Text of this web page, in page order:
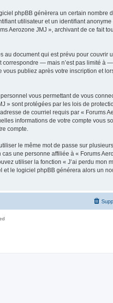
phpBB génèrera un certain nombre
utilisateur et un identifiant
Aerozone JMJ », archivant de ce fait
document qui est prévu pour couvrir
— mais n’est pas limité à
publiez après votre inscription et
vous permettant de vous
» sont protégées par les lois de
de courriel requis par « Forums
informations de votre compte vous
compte.
le même mot de passe sur
une personne affiliée à « Forums
utiliser la fonction « J’ai perdu mon
le logiciel phpBB générera alors un